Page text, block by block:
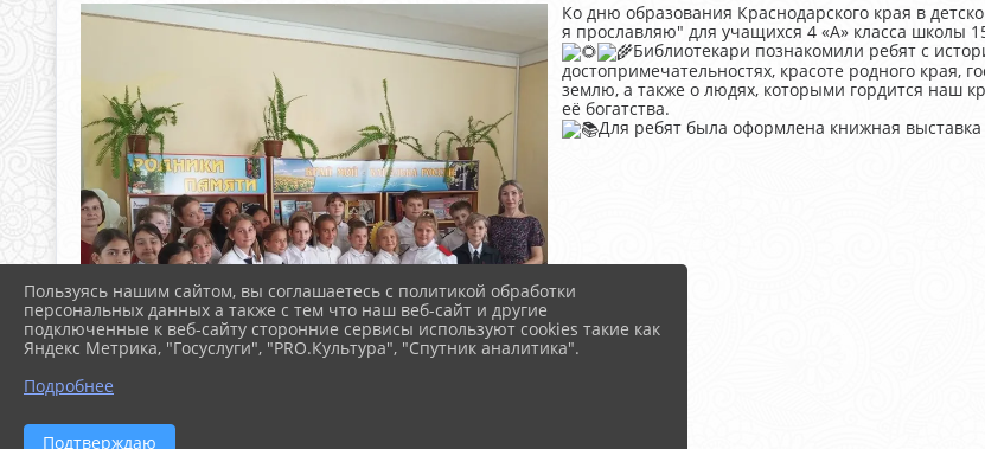
Ко дню образования Краснодарского края в
я прославляю" для учащихся 4 «А» класса школы
Библиотекари познакомили ребят с
достопримечательностях, красоте родного края,
землю, а также о людях, которыми гордится наш
её богатства.
Для ребят была оформлена книжная
Пользуясь нашим сайтом, вы соглашаетесь с политикой обработки
персональных данных а также с тем что наш веб-сайт и другие
подключенные к веб-сайту сторонние сервисы используют cookies такие как
Яндекс Метрика, "Госуслуги", "PRO.Культура", "Спутник аналитика".
Подробнее
Подтверждаю